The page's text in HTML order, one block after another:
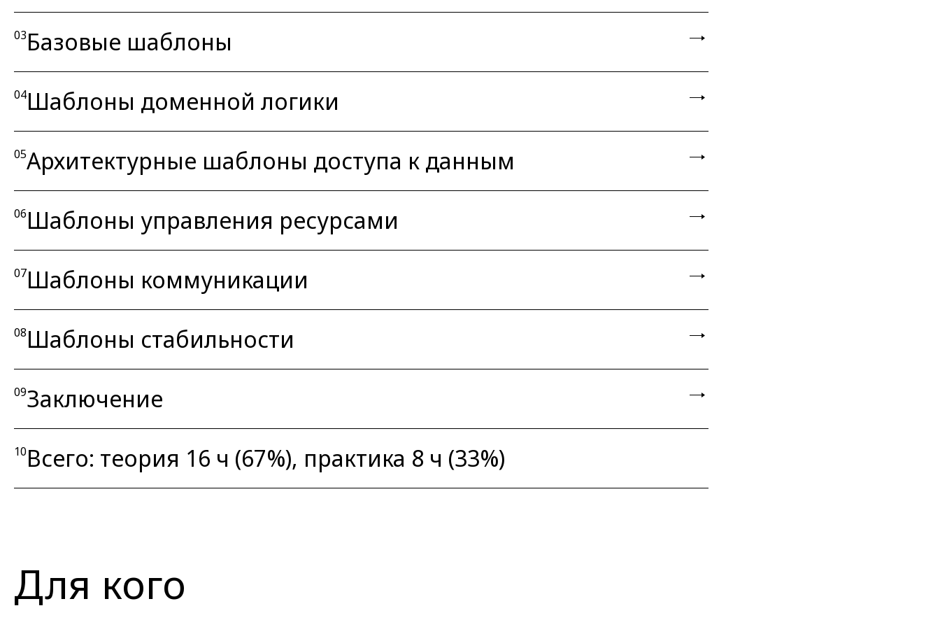
03Базовые шаблоны
04Шаблоны доменной логики
05Архитектурные шаблоны доступа к данным
06Шаблоны управления ресурсами
07Шаблоны коммуникации
08Шаблоны стабильности
09Заключение
10Всего: теория 16 ч (67%), практика 8 ч (33%)
Для кого